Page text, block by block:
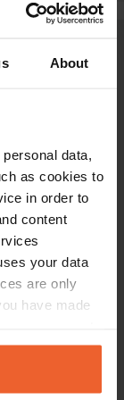
About
data,
as cookies to
in order to
content
your data
are only
have made
clicking on
Copie